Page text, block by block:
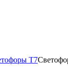
Т7